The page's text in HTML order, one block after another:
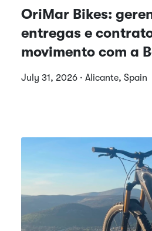
OriMar Bikes:
entregas e
movimento com a
July 31, 2026 · Alicante, Spain